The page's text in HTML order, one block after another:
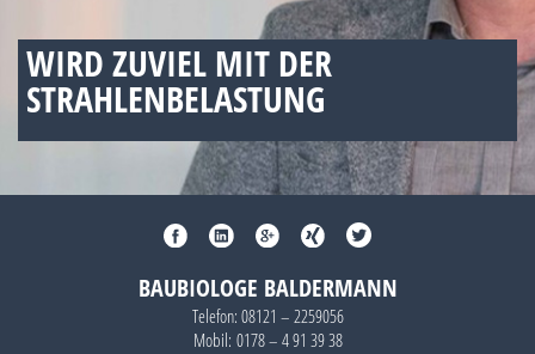
WIRD ZUVIEL MIT DER
STRAHLENBELASTUNG
BAUBIOLOGE BALDERMANN
Telefon: 08121 – 2259056
Mobil: 0178 – 4 91 39 38